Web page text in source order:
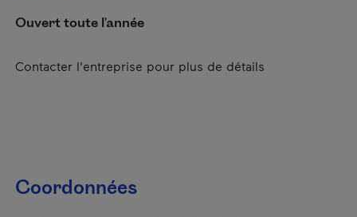
Ouvert toute l'année
Contacter l'entreprise pour plus de détails
Coordonnées